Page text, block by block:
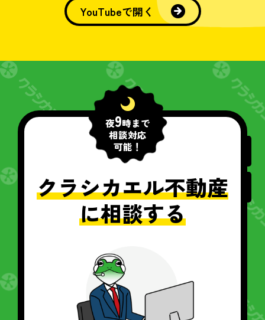
YouTubeで開く
夜9時まで
相談対応
可能！
クラシカエル不動産
に相談する